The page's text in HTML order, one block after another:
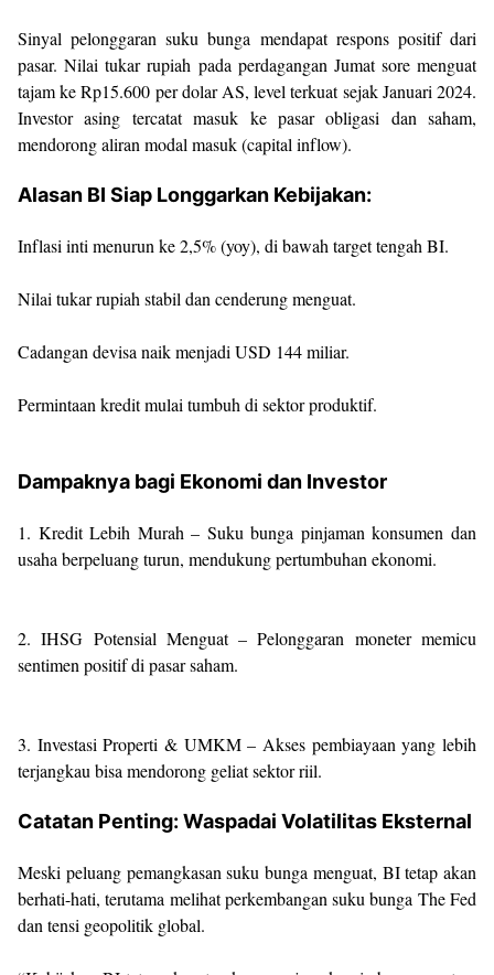
Sinyal pelonggaran suku bunga mendapat respons positif dari
pasar. Nilai tukar rupiah pada perdagangan Jumat sore menguat
tajam ke Rp15.600 per dolar AS, level terkuat sejak Januari 2024.
Investor asing tercatat masuk ke pasar obligasi dan saham,
mendorong aliran modal masuk (capital inflow).
Alasan BI Siap Longgarkan Kebijakan:
Inflasi inti menurun ke 2,5% (yoy), di bawah target tengah BI.
Nilai tukar rupiah stabil dan cenderung menguat.
Cadangan devisa naik menjadi USD 144 miliar.
Permintaan kredit mulai tumbuh di sektor produktif.
Dampaknya bagi Ekonomi dan Investor
1. Kredit Lebih Murah – Suku bunga pinjaman konsumen dan
usaha berpeluang turun, mendukung pertumbuhan ekonomi.
2. IHSG Potensial Menguat – Pelonggaran moneter memicu
sentimen positif di pasar saham.
3. Investasi Properti & UMKM – Akses pembiayaan yang lebih
terjangkau bisa mendorong geliat sektor riil.
Catatan Penting: Waspadai Volatilitas Eksternal
Meski peluang pemangkasan suku bunga menguat, BI tetap akan
berhati-hati, terutama melihat perkembangan suku bunga The Fed
dan tensi geopolitik global.